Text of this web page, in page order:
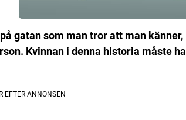
gatan som man tror att man känner,
Kvinnan i denna historia måste ha